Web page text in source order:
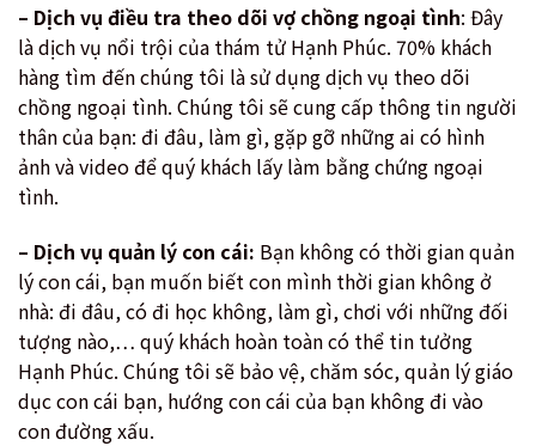
– Dịch vụ điều tra theo dõi vợ chồng ngoại tình: Đây
là dịch vụ nổi trội của thám tử Hạnh Phúc. 70% khách
hàng tìm đến chúng tôi là sử dụng dịch vụ theo dõi
chồng ngoại tình. Chúng tôi sẽ cung cấp thông tin người
thân của bạn: đi đâu, làm gì, gặp gỡ những ai có hình
ảnh và video để quý khách lấy làm bằng chứng ngoại
tình.
– Dịch vụ quản lý con cái: Bạn không có thời gian quản
lý con cái, bạn muốn biết con mình thời gian không ở
nhà: đi đâu, có đi học không, làm gì, chơi với những đối
tượng nào,… quý khách hoàn toàn có thể tin tưởng
Hạnh Phúc. Chúng tôi sẽ bảo vệ, chăm sóc, quản lý giáo
dục con cái bạn, hướng con cái của bạn không đi vào
con đường xấu.